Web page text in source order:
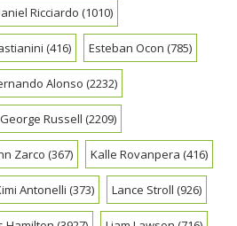
Ricciardo (1010)
(416) Esteban Ocon (785)
Alonso (2232)
George Russell (2209)
Zarco (367) Kalle Rovanpera (416)
Antonelli (373) Lance Stroll (926)